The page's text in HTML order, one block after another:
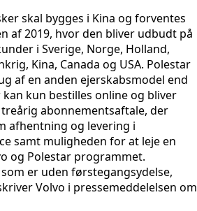
skal bygges i Kina og forventes
af 2019, hvor den bliver udbudt på
i Sverige, Norge, Holland,
Kina, Canada og USA. Polestar
af en anden ejerskabsmodel end
kun bestilles online og bliver
abonnementsaftale, der
afhentning og levering i
samt muligheden for at leje en
og Polestar programmet.
er uden førstegangsydelse,
Volvo i pressemeddelelsen om